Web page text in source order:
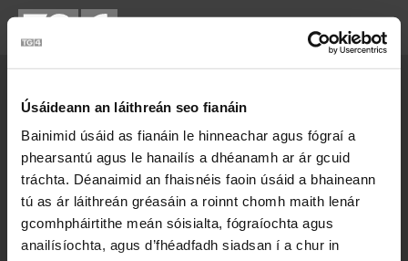
Úsáideann an láithreán seo fianáin
Bainimid úsáid as fianáin le hinneachar agus fógraí a
phearsantú agus le hanailís a dhéanamh ar ár gcuid
tráchta. Déanaimid an fhaisnéis faoin úsáid a bhaineann
tú as ár láithreán gréasáin a roinnt chomh maith lenár
gcomhpháirtithe meán sóisialta, fógraíochta agus
anailísíochta, agus d’fhéadfadh siadsan í a chur in
Cartlann Sean Nóis